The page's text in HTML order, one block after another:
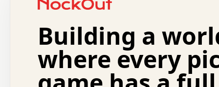
.   +   .   .   o   .   .   .   .   .   .   :   .
.   .   .   o   .   .   .   .   .   .   .   .   x   .
.   .   .   .   +   .   .   .   .   .   .   .   +
.   :   .   .   .   .   .   .   .   .   o   .   .
.   .   .   x   .   .   .   .   .   .   :   .   .   o
.   .   .   .   :   .   .   .   .   o   .   .   .
+   .   .   :   .   .   .   .   .   .   .   .   .
Building a
where every